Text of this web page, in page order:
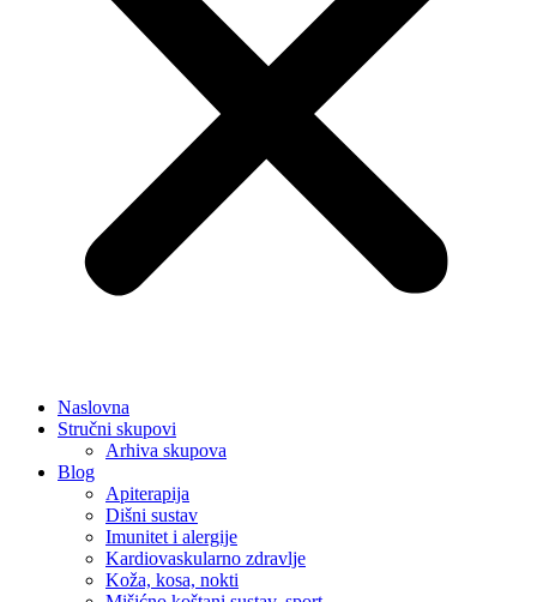
Naslovna
Stručni skupovi
Arhiva skupova
Blog
Apiterapija
Dišni sustav
Imunitet i alergije
Kardiovaskularno zdravlje
Koža, kosa, nokti